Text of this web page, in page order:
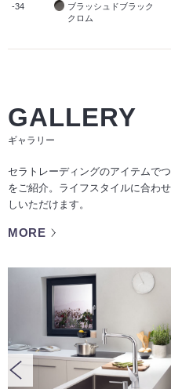
-34
ブラッシュドブラック
クロム
GALLERY
ギャラリー
セラトレーディングのアイテムで
をご紹介。ライフスタイルに合わ
しいただけます。
MORE